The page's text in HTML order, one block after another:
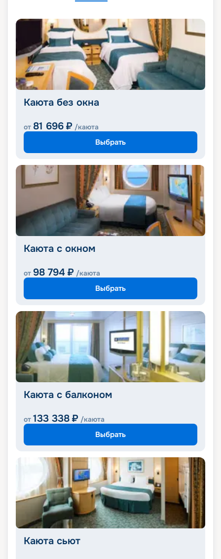
Каюта без окна
от 81 696 ₽ /каюта
Выбрать
Каюта с окном
от 98 794 ₽ /каюта
Выбрать
Каюта с балконом
от 133 338 ₽ /каюта
Выбрать
Каюта сьют